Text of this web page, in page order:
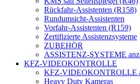
Rückfahr-Assistenten (R158)
Rundumsicht-Assistenten
Vorfahr-Assistenten (R159)
Zertifizierte Assistenzsysteme
ZUBEHÖR
ASSISTENZ-SYSTEME
KFZ-VIDEOKONTROLLE
KFZ-VIDEOKONTROLLE
Heavy Duty Kameras